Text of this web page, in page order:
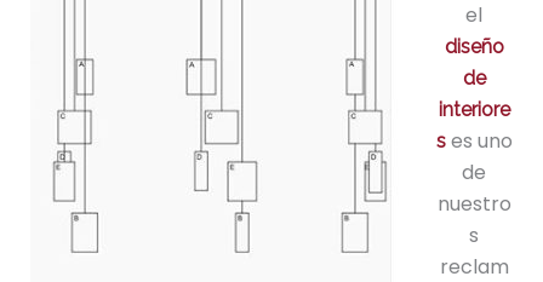
el
diseño
de
interiore
ses uno
de
nuestro
s
reclam